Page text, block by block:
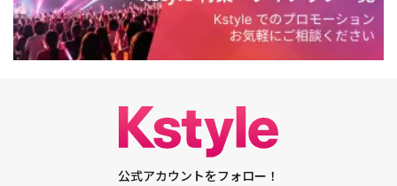
公式アカウントをフォロー！